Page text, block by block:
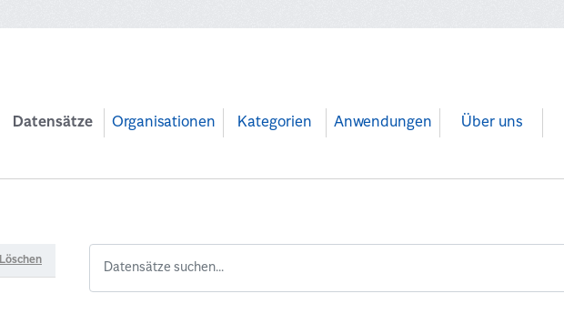
Datensätze Organisationen Kategorien Anwendungen Über uns
Löschen